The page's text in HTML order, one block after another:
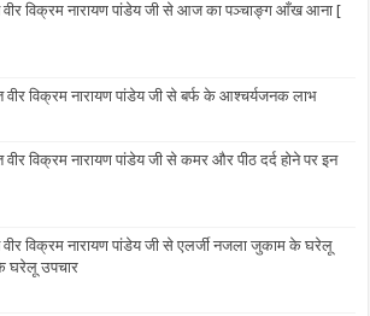
वीर विक्रम नारायण पांडेय जी से आज का पञ्चाङ्ग आँख आना [
वीर विक्रम नारायण पांडेय जी से बर्फ के आश्चर्यजनक लाभ
विक्रम नारायण पांडेय जी से कमर और पीठ दर्द होने पर इन
विक्रम नारायण पांडेय जी से एलर्जी नजला जुकाम के घरेलू
घरेलू उपचार